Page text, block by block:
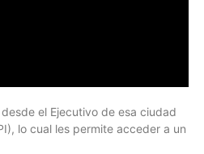
el Ejecutivo de esa ciudad
lo cual les permite acceder a un